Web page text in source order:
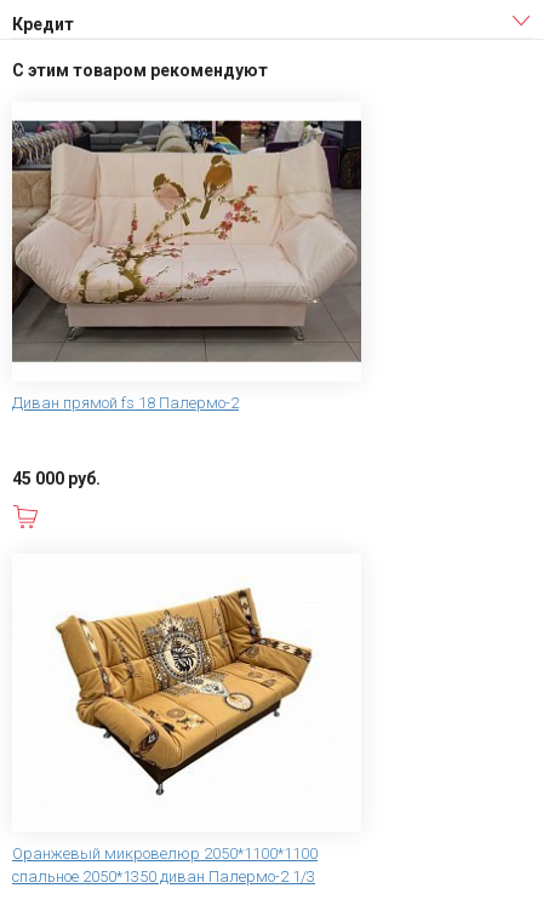
Кредит
С этим товаром рекомендуют
Диван прямой fs 18 Палермо-2
45 000 руб.
Оранжевый микровелюр 2050*1100*1100
спальное 2050*1350 диван Палермо-2 1/3